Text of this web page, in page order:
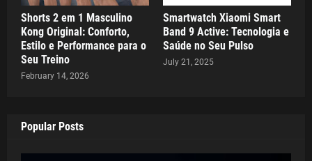
Shorts 2 em 1 Masculino
Kong Original: Conforto,
Estilo e Performance para o
Seu Treino
February 14, 2026
Smartwatch Xiaomi Smart
Band 9 Active: Tecnologia e
Saúde no Seu Pulso
July 21, 2025
Popular Posts